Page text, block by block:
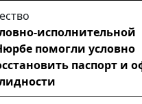
исполнительной
помогли условно
паспорт и